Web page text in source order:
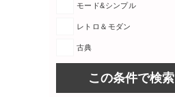
モード&シンプル
レトロ＆モダン
古典
この条件で検索